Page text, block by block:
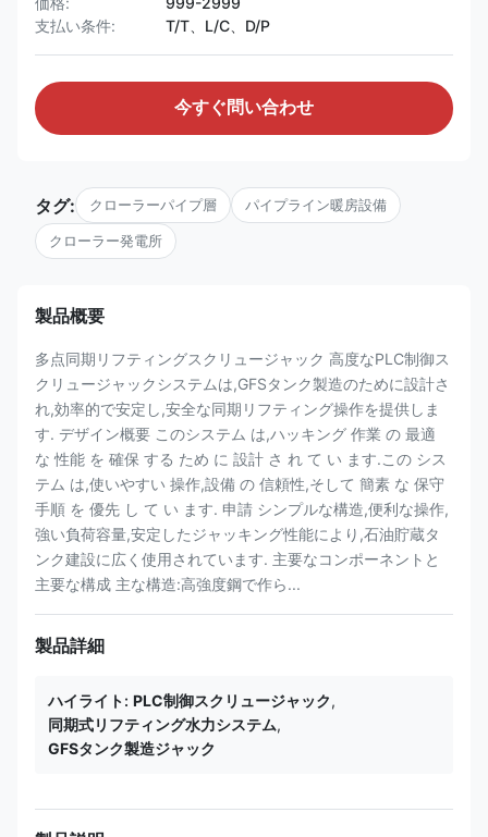
支払い条件:
T/T、L/C、D/P
今すぐ問い合わせ
タグ: クローラーパイプ層 パイプライン暖房設備
クローラー発電所
製品概要
多点同期リフティングスクリュージャック 高度なPLC制御ス
クリュージャックシステムは,GFSタンク製造のために設計さ
れ,効率的で安定し,安全な同期リフティング操作を提供しま
す. デザイン概要 このシステム は,ハッキング 作業 の 最適
な 性能 を 確保 する ため に 設計 さ れ て い ます.この シス
テム は,使いやすい 操作,設備 の 信頼性,そして 簡素 な 保守
手順 を 優先 し て い ます. 申請 シンプルな構造,便利な操作,
強い負荷容量,安定したジャッキング性能により,石油貯蔵タ
ンク建設に広く使用されています. 主要なコンポーネントと
主要な構成 主な構造:高強度鋼で作ら...
製品詳細
ハイライト: PLC制御スクリュージャック,
同期式リフティング水力システム,
GFSタンク製造ジャック